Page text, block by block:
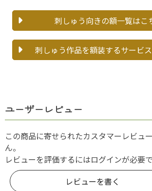
刺しゅう向きの額一覧はこ
刺しゅう作品を額装するサービ
ユーザーレビュー
この商品に寄せられたカスタマーレビュ
ん。
レビューを評価するにはログインが必要で
レビューを書く